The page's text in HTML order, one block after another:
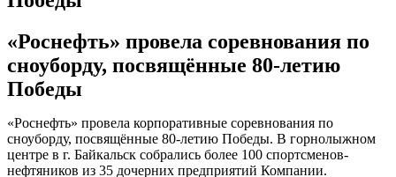
«Роснефть» провела соревнования по
сноуборду, посвящённые 80-летию
Победы
«Роснефть» провела корпоративные соревнования по
сноуборду, посвящённые 80-летию Победы. В горнолыжном
центре в г. Байкальск собрались более 100 спортсменов-
нефтяников из 35 дочерних предприятий Компании.